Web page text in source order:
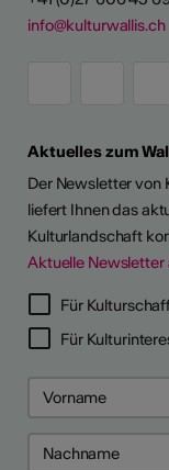
info@kulturwallis.ch
Aktuelles zum
Der Newsletter von
liefert Ihnen das
Kulturlandschaft
Aktuelle Newsletter
Für
Für